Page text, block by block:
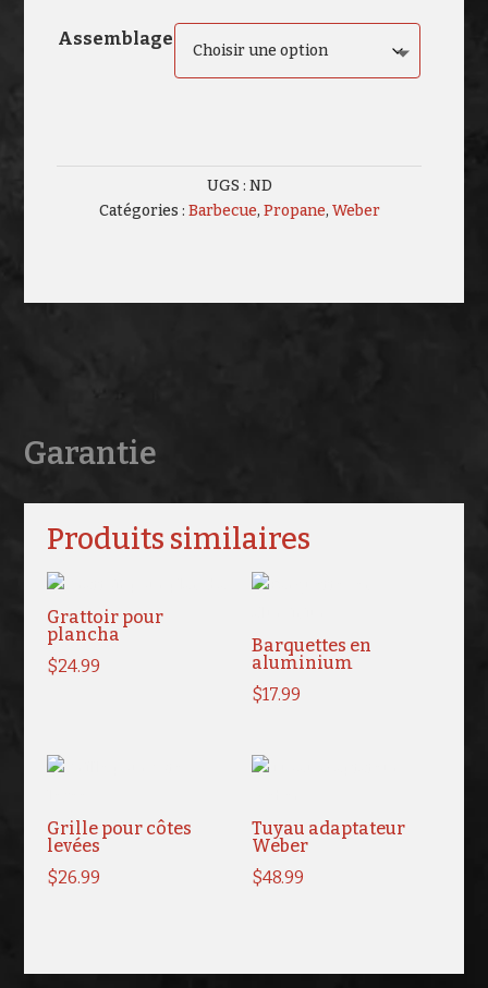
Assemblage
UGS : ND
Catégories : Barbecue, Propane, Weber
Garantie
Produits similaires
Grattoir pour
plancha
$24.99
Barquettes en
aluminium
$17.99
Grille pour côtes
levées
$26.99
Tuyau adaptateur
Weber
$48.99